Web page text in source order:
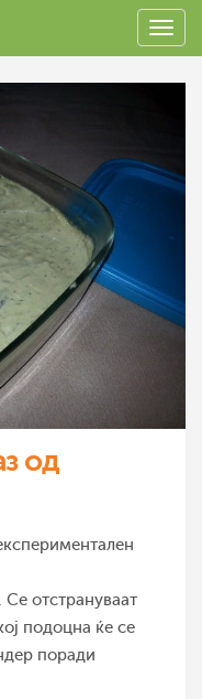
од
отстрануваат
подоцна ќе се
поради